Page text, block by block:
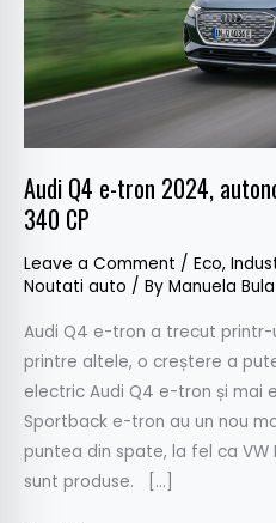
Audi Q4 e-tron 2024,
340 CP
Leave a Comment / Eco,
Noutati auto / By Manuela
Audi Q4 e-tron a trecut
printre altele, o creștere a
electric Audi Q4 e-tron și mai
Sportback e-tron au un nou
puntea din spate, la fel ca VW
sunt produse. […]
mai
mare
și
până
CP